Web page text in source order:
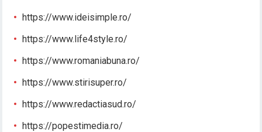
https://www.ideisimple.ro/
https://www.life4style.ro/
https://www.romaniabuna.ro/
https://www.stirisuper.ro/
https://www.redactiasud.ro/
https://popestimedia.ro/